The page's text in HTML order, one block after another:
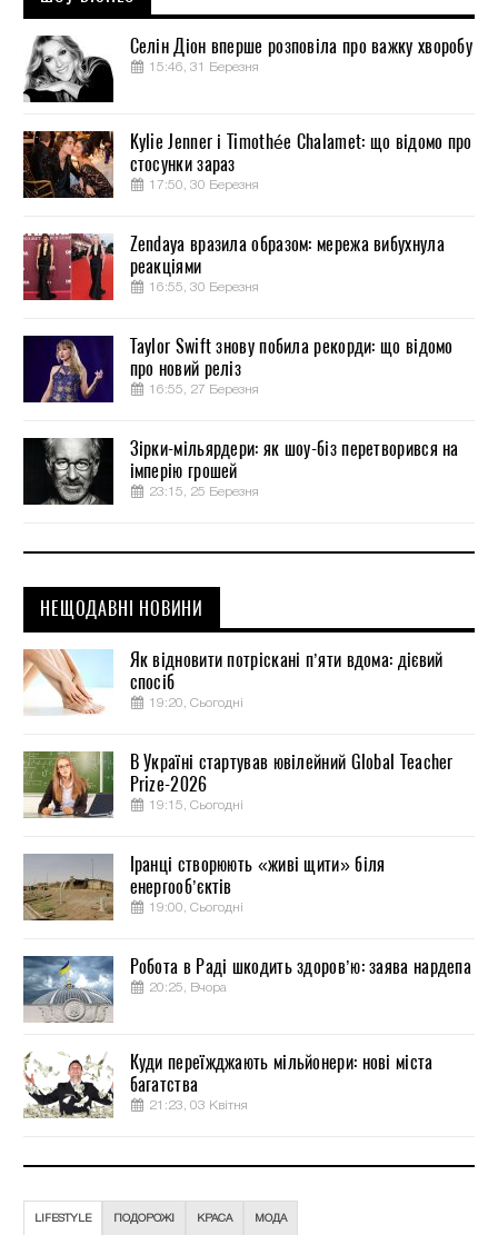
Селін Діон вперше розповіла про важку хворобу
15:46, 31 Березня
Kylie Jenner і Timothée Chalamet: що відомо про
стосунки зараз
17:50, 30 Березня
Zendaya вразила образом: мережа вибухнула
реакціями
16:55, 30 Березня
Taylor Swift знову побила рекорди: що відомо
про новий реліз
16:55, 27 Березня
Зірки-мільярдери: як шоу-біз перетворився на
імперію грошей
23:15, 25 Березня
НЕЩОДАВНІ НОВИНИ
Як відновити потріскані п’яти вдома: дієвий
спосіб
19:20, Сьогодні
В Україні стартував ювілейний Global Teacher
Prize-2026
19:15, Сьогодні
Іранці створюють «живі щити» біля
енергооб’єктів
19:00, Сьогодні
Робота в Раді шкодить здоров’ю: заява нардепа
20:25, Вчора
Куди переїжджають мільйонери: нові міста
багатства
21:23, 03 Квітня
LIFESTYLE ПОДОРОЖІ КРАСА МОДА